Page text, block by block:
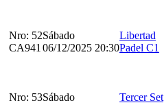
Nro: 52
CA941
Sábado
06/12/2025 20:30
Libertad
Padel C1
Nro: 53Sábado
Tercer Set